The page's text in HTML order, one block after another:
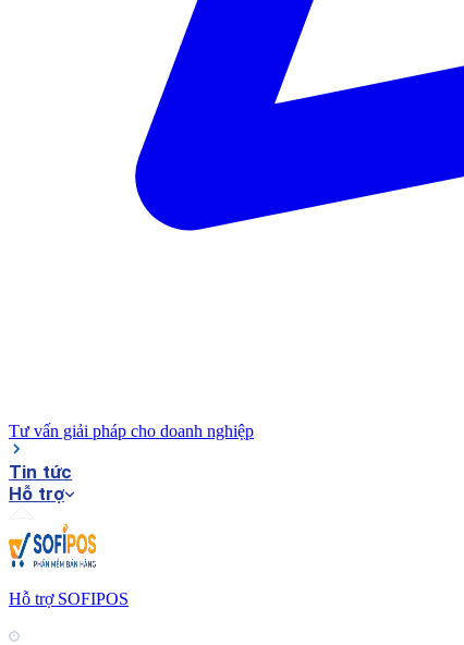
Tư vấn giải pháp cho doanh nghiệp
Tin tức
Hỗ trợ
Hỗ trợ SOFIPOS